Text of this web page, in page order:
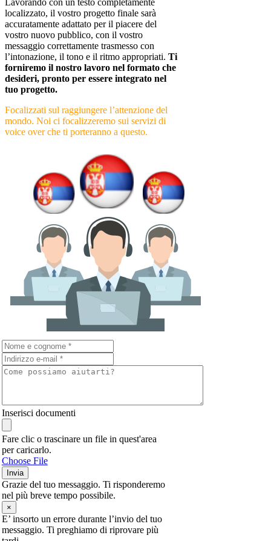
Lavorando con un testo completamente
localizzato, il vostro progetto finale sarà
accuratamente adattato per il piacere del
vostro nuovo pubblico, con il vostro
messaggio correttamente trasmesso con
l’intonazione, il tono e il ritmo appropriati. Ti
forniremo il nostro lavoro nel formato che
desideri, pronto per essere integrato nel
tuo progetto.
Focalizzati sul raggiungere l’attenzione del
mondo. Noi ci focalizzeremo sui servizi di
voice over che ti porteranno a questo.
Inserisci documenti
Fare clic o trascinare un file in quest'area
per caricarlo.
Choose File
Invia
Grazie del tuo messaggio. Ti risponderemo
nel più breve tempo possibile.
×
E’ insorto un errore durante l’invio del tuo
messaggio. Ti preghiamo di riprovare più